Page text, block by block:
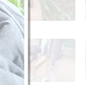
del huerto_CEIP
Rozas 14
alumnos
Quinto observan los
del huerto_CEIP
Rozas 19